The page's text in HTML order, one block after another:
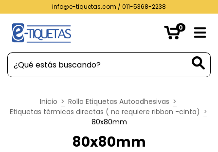
info@e-tiquetas.com / 011-5368-2238
0
Inicio > Rollo Etiquetas Autoadhesivas >
Etiquetas térmicas directas ( no requiere ribbon -cinta) >
80x80mm
80x80mm